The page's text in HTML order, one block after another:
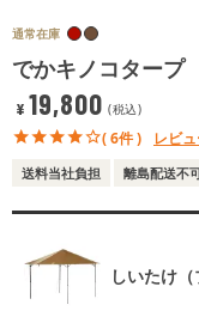
通常在庫
でかキノコタープ
¥ 19,800 税込
( 6件 ) レビ
送料当社負担 離島配送不
しいたけ（